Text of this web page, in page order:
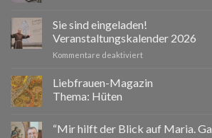
Sie sind eingeladen!
Veranstaltungskalender 2026
Kommentare deaktiviertfür
sind
Liebfrauen-Magazin
Thema: Hüten
“Mir hilft der Blick auf Maria.